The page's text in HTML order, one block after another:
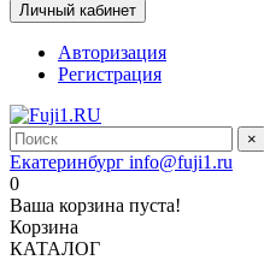
Личный кабинет
Авторизация
Регистрация
×
Екатеринбург info@fuji1.ru
0
Ваша корзина пуста!
Корзина
КАТАЛОГ